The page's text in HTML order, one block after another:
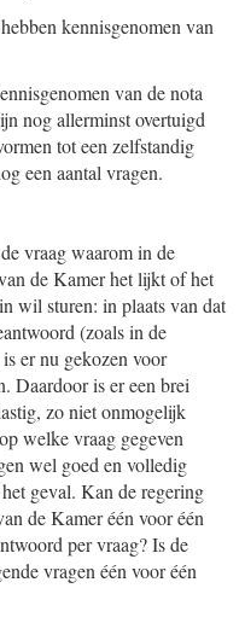
kennisgenomen van
van de nota
nog allerminst overtuigd
tot een zelfstandig
een aantal vragen.
vraag waarom in de
de Kamer het lijkt of het
wil sturen: in plaats van dat
(zoals in de
er nu gekozen voor
Daardoor is er een brei
zo niet onmogelijk
welke vraag gegeven
wel goed en volledig
geval. Kan de regering
de Kamer één voor één
per vraag? Is de
vragen één voor één